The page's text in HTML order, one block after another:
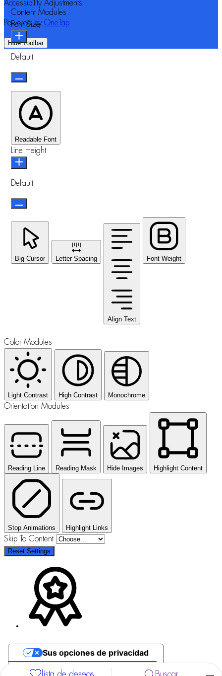
lista de deseos Buscar
Accessibility Adjustments
Powered by OneTap
Hide Toolbar
Content Modules
Font Size
Default
Readable Font
Line Height
Default
Big Cursor Letter Spacing
Align Text
Font Weight
Color Modules
Light Contrast High Contrast Monochrome
Orientation Modules
Reading Line Reading Mask Hide Images Highlight Content
Stop Animations Highlight Links
Skip To Content
Reset Settings
Aviso en el momento de la recogida
Sus opciones de privacidad